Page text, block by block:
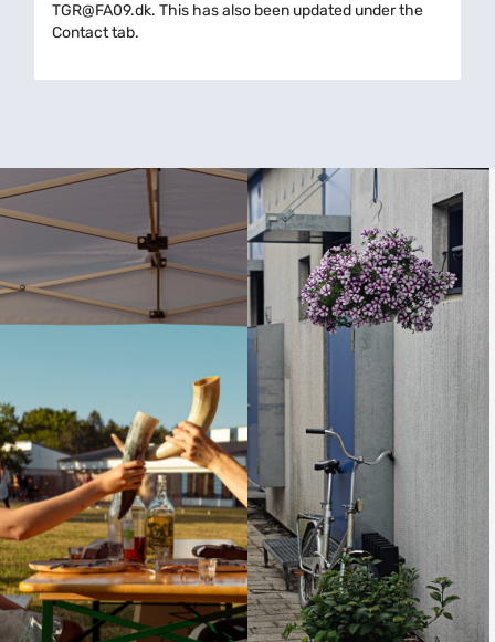
TGR@FA09.dk. This has also been updated under the
Contact tab.